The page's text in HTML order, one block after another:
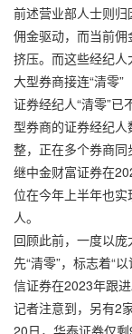
前述营业部人士则归
佣金驱动，而当前
挤压。而这些经纪人
大型券商接连“清零”
证券经纪人“清零”
型券商的证券经纪
整，正在多个券商同
继中金财富证券在
位在今年上半年也
人。
回顾此前，一度以
先“清零”，标志着“
信证券在2023年跟进
记者注意到，另有2
20日，华泰证券仅